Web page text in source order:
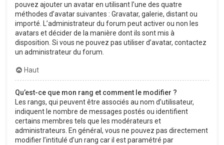
pouvez ajouter un avatar en utilisant l’une des quatre
méthodes d’avatar suivantes : Gravatar, galerie, distant ou
importé. L’administrateur du forum peut activer ou non les
avatars et décider de la manière dont ils sont mis à
disposition. Si vous ne pouvez pas utiliser d’avatar, contactez
un administrateur du forum.
Haut
Qu’est-ce que mon rang et comment le modifier ?
Les rangs, qui peuvent être associés au nom d’utilisateur,
indiquent le nombre de messages postés ou identifient
certains membres tels que les modérateurs et
administrateurs. En général, vous ne pouvez pas directement
modifier l’intitulé d’un rang car il est paramétré par